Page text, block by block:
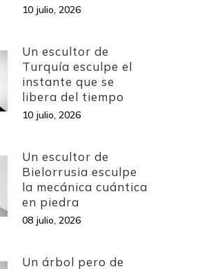
10 julio, 2026
Un escultor de
Turquía esculpe el
instante que se
libera del tiempo
10 julio, 2026
Un escultor de
Bielorrusia esculpe
la mecánica cuántica
en piedra
08 julio, 2026
Un árbol pero de